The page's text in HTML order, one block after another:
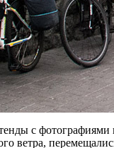
с
ветра,